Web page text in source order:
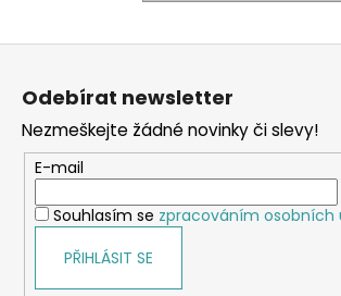
Z
Odebírat newsletter
Nezmeškejte žádné novinky či slevy!
E-mail
Souhlasím se zpracováním osobních
PŘIHLÁSIT SE